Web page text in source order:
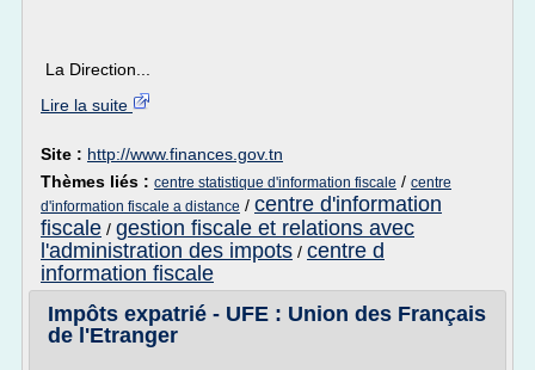
La Direction...
Lire la suite
Site : http://www.finances.gov.tn
Thèmes liés : centre statistique d'information fiscale / centre
d'information fiscale a distance / centre d'information
fiscale / gestion fiscale et relations avec
l'administration des impots / centre d
information fiscale
Impôts expatrié - UFE : Union des Français
de l'Etranger